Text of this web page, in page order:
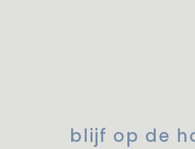
blijf op de